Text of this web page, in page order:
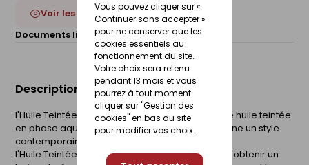
Vous pouvez cliquer sur «
Continuer sans accepter »
pour ne conserver que les
cookies essentiels au
fonctionnement du site.
Votre choix sera retenu
pendant 13 mois et vous
pourrez à tout moment
cliquer sur "Gestion des
cookies" en bas du site
pour modifier vos choix.
Voir les 2 déclinaisons
Documents liés :
Fiche technique
Description du produit
l'Huile Teintée Opaque Environnement est la 1ère huile teintée
en phase aqueuse : elle protège, décore et donne un style
contemporain aux parquets usés ou neufs
l'Huile Teintée Opaque Environnement permet d'obtenir un